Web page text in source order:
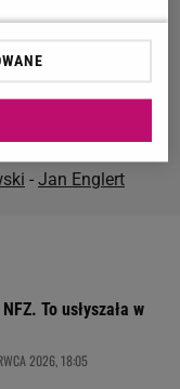
Odcisk jej dłoni
w
- Jan Englert
To usłyszała w
2026, 18:05